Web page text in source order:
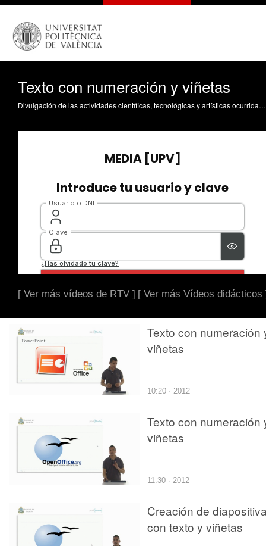
Texto con numeración y viñetas
Divulgación de las actividades científicas, tecnológicas y artísticas ocurridas en los tres campus de la UPV
[ Ver más vídeos de RTV ] [ Ver más Vídeos didácticos
Texto con numeración
viñetas
10:20 · 2012
Texto con numeración
viñetas
11:30 · 2012
Creación de
con texto y viñetas